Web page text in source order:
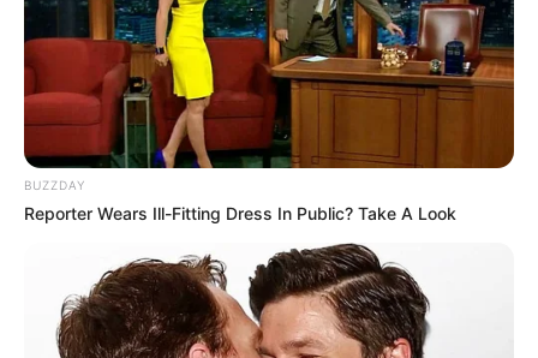
BUZZDAY
Reporter Wears Ill-Fitting Dress In Public? Take A Look